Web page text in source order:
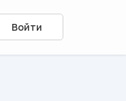
Войти